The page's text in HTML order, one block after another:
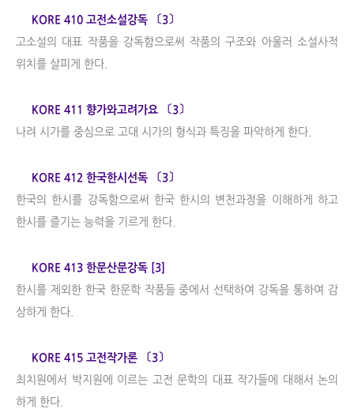
KORE 410 고전소설강독 〔3〕
고소설의 대표 작품을 강독함으로써 작품의 구조와 아울러 소설사적
위치를 살피게 한다.
KORE 411 향가와고려가요 〔3〕
나려 시가를 중심으로 고대 시가의 형식과 특징을 파악하게 한다.
KORE 412 한국한시선독 〔3〕
한국의 한시를 강독함으로써 한국 한시의 변천과정을 이해하게 하고
한시를 즐기는 능력을 기르게 한다.
KORE 413 한문산문강독 [3]
한시를 제외한 한국 한문학 작품들 중에서 선택하여 강독을 통하여 감
상하게 한다.
KORE 415 고전작가론 〔3〕
최치원에서 박지원에 이르는 고전 문학의 대표 작가들에 대해서 논의
하게 한다.